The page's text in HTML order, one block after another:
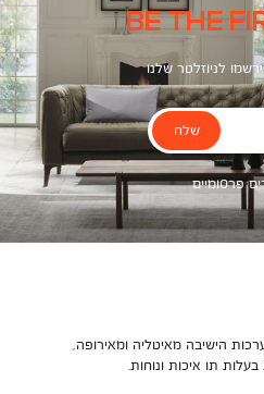
BE THE
לניוזלטר שלנו
פרסומיים
שלח
הישיבה מאיטליה ומאירופה,
בעלות תו איכות ונוחות.